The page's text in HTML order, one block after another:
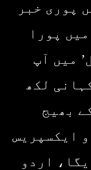
پوری خبر
پورا
میں آپ
لکھ
بھیج
ایکسپریس
اردو